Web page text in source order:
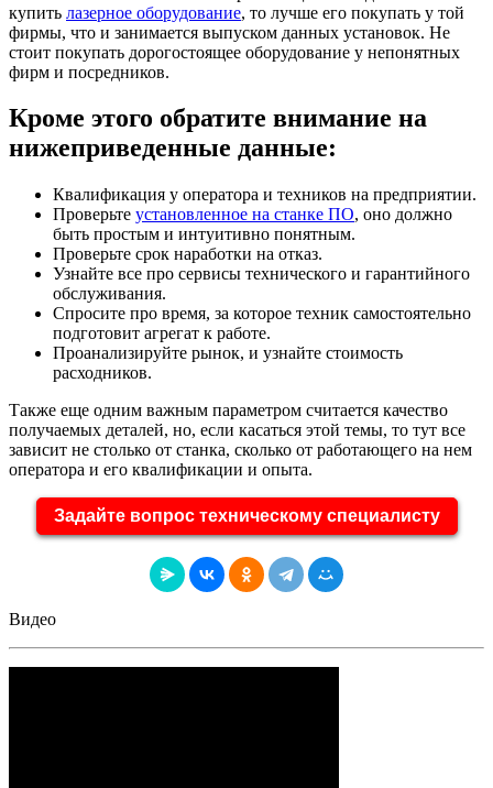
купить лазерное оборудование, то лучше его покупать у той
фирмы, что и занимается выпуском данных установок. Не
стоит покупать дорогостоящее оборудование у непонятных
фирм и посредников.
Кроме этого обратите внимание на
нижеприведенные данные:
Квалификация у оператора и техников на предприятии.
Проверьте установленное на станке ПО, оно должно
быть простым и интуитивно понятным.
Проверьте срок наработки на отказ.
Узнайте все про сервисы технического и гарантийного
обслуживания.
Спросите про время, за которое техник самостоятельно
подготовит агрегат к работе.
Проанализируйте рынок, и узнайте стоимость
расходников.
Также еще одним важным параметром считается качество
получаемых деталей, но, если касаться этой темы, то тут все
зависит не столько от станка, сколько от работающего на нем
оператора и его квалификации и опыта.
Задайте вопрос техническому специалисту
Видео